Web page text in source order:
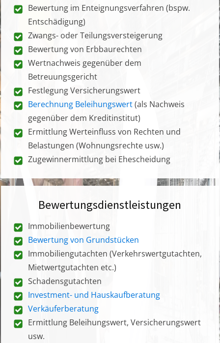
Bewertung im Enteignungsverfahren (bspw.
Entschädigung)
Zwangs- oder Teilungsversteigerung
Bewertung von Erbbaurechten
Wertnachweis gegenüber dem
Betreuungsgericht
Festlegung Versicherungswert
Berechnung Beleihungswert(als Nachweis
gegenüber dem Kreditinstitut)
Ermittlung Werteinfluss von Rechten und
Belastungen (Wohnungsrechte usw.)
Zugewinnermittlung bei Ehescheidung
Bewertungsdienstleistungen
Immobilienbewertung
Bewertung von Grundstücken
Immobiliengutachten (Verkehrswertgutachten,
Mietwertgutachten etc.)
Schadensgutachten
Investment- und Hauskaufberatung
Verkäuferberatung
Ermittlung Beleihungswert, Versicherungswert
usw.